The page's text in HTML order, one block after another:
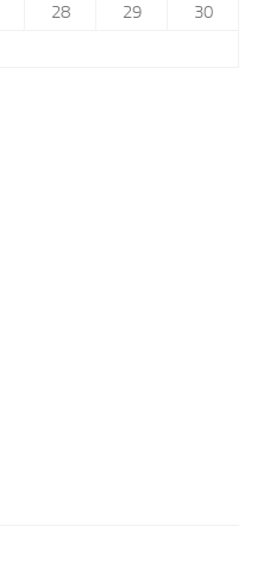
28 29
30